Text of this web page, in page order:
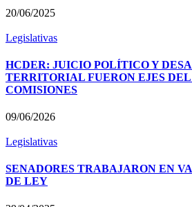
20/06/2025
Legislativas
HCDER: JUICIO POLÍTICO Y
TERRITORIAL FUERON EJES
COMISIONES
09/06/2026
Legislativas
SENADORES TRABAJARON EN
DE LEY